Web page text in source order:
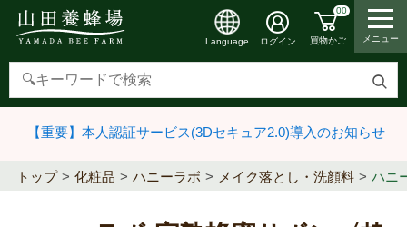
検
す
Language ログイン
00
買物かご メニュー
【重要】本人認証サービス(3Dセキュア2.0)導入のお知らせ
トップ 化粧品 ハニーラボ メイク落とし・洗顔料 ハニ